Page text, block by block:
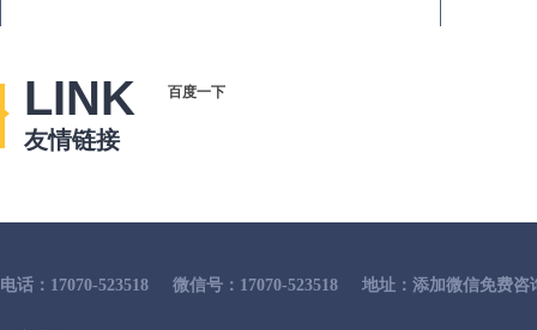
LINK
友情链接
百度一下
电话：17070-523518 微信号：17070-523518 地址：添加微信免费